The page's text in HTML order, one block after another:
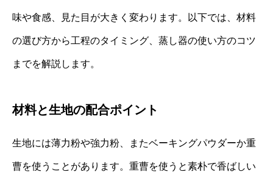
味や食感、見た目が大きく変わります。以下では、材料
の選び方から工程のタイミング、蒸し器の使い方のコツ
までを解説します。
材料と生地の配合ポイント
生地には薄力粉や強力粉、またベーキングパウダーか重
曹を使うことがあります。重曹を使うと素朴で香ばしい